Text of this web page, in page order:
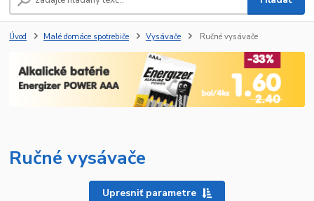
Úvod Malé domáce spotrebiče Vysávače Ručné vysávače
Ručné vysávače
Upresniť parametre